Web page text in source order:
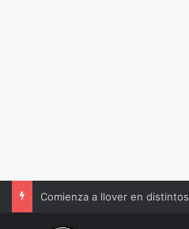
Comienza a llover en